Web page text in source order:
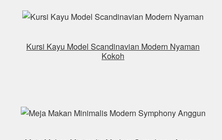
Kursi Kayu Model Scandinavian Modern Nyaman
Kokoh